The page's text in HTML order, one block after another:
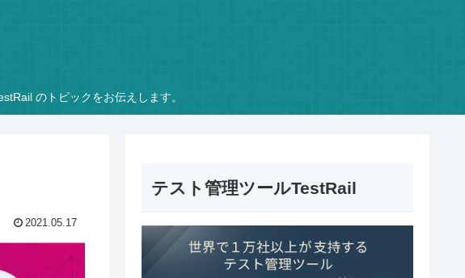
のトピックをお伝えします。
2021.05.17
テスト管理ツールTestRail